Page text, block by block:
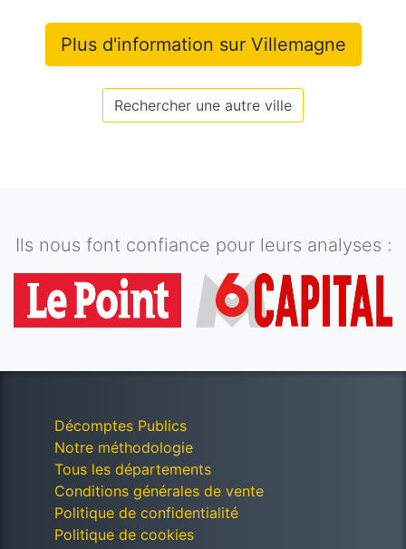
Plus d'information sur Villemagne
Rechercher une autre ville
Ils nous font confiance pour leurs analyses :
Décomptes Publics
Notre méthodologie
Tous les départements
Conditions générales de vente
Politique de confidentialité
Politique de cookies